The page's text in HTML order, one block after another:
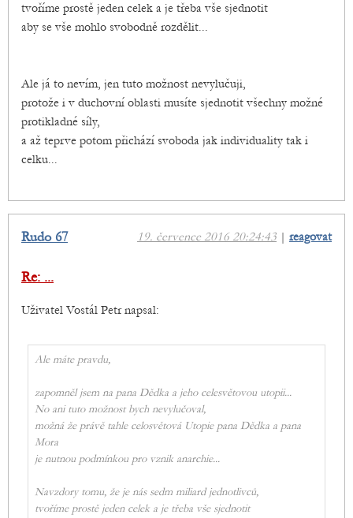
tvoříme prostě jeden celek a je třeba vše sjednotit
aby se vše mohlo svobodně rozdělit...
Ale já to nevím, jen tuto možnost nevylučuji,
protože i v duchovní oblasti musíte sjednotit všechny možné
protikladné síly,
a až teprve potom přichází svoboda jak individuality tak i
celku...
19. července 2016 20:24:43 | reagovat
Rudo 67
Re: ...
Uživatel Vostál Petr napsal:
Ale máte pravdu,
zapomněl jsem na pana Dědka a jeho celesvětovou utopii...
No ani tuto možnost bych nevylučoval,
možná že právě tahle celosvětová Utopie pana Dědka a pana
Mora
je nutnou podmínkou pro vznik anarchie...
Navzdory tomu, že je nás sedm miliard jednotlivců,
tvoříme prostě jeden celek a je třeba vše sjednotit